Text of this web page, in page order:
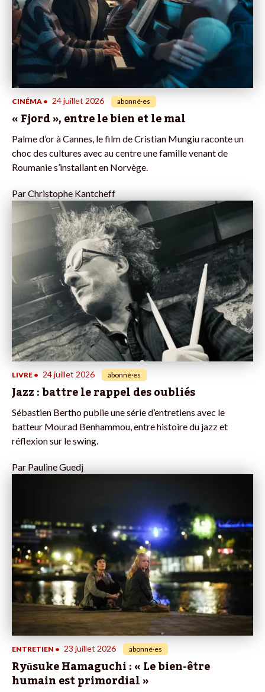
CINÉMA • 24 juillet 2026 abonné·es
« Fjord », entre le bien et le mal
Palme d’or à Cannes, le film de Cristian Mungiu raconte un
choc des cultures avec au centre une famille venant de
Roumanie s’installant en Norvège.
ParChristophe Kantcheff
LIVRE • 24 juillet 2026 abonné·es
Jazz : battre le rappel des oubliés
Sébastien Bertho publie une série d’entretiens avec le
batteur Mourad Benhammou, entre histoire du jazz et
réflexion sur le swing.
Par Pauline Guedj
ENTRETIEN • 23 juillet 2026 abonné·es
Ryūsuke Hamaguchi : « Le bien-être
humain est primordial »